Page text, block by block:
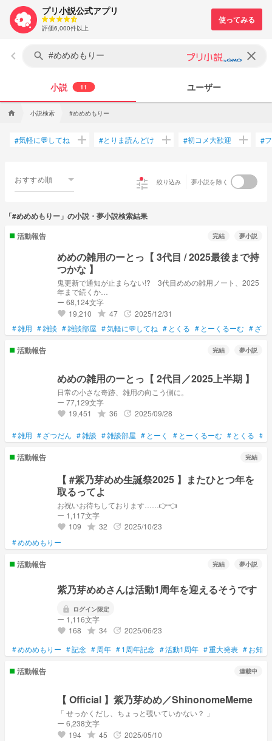
プリ小説公式アプリ
評価6,000件以上
keyboard_arrow_left search clear
小説 11 ユーザー
home 小説検索 #めめめもりー
#気軽に💬してね add #とりま読んどけ add #初コメ大歓迎 add #
おすすめ順 tune 絞り込み 夢小説を除く
「#めめめもりー」の小説・夢小説検索結果
活動報告
完結 夢小説
めめの雑用のーとっ【 3代目 / 2025最後まで持
つかな 】
鬼更新で通知が止まらない!? 3代目めめの雑用ノート、2025
年まで続くか…
ー 68,124文字
favorite 19,210 grade 47 update 2025/12/31
#雑用 #雑談 #雑談部屋 #気軽に💬してね # とくる # とーくるーむ #ざつ
活動報告 完結 夢小説
めめの雑用のーとっ【 2代目／2025上半期 】
日常の小さな奇跡、雑用の向こう側に。
ー 77,129文字
favorite 19,451 grade 36 update 2025/09/28
#雑用 #ざつだん #雑談 #雑談部屋 # とーく # とーくるーむ # とくる #
活動報告 完結
【 #紫乃芽めめ生誕祭2025 】またひとつ年を
取るってよ
お祝いお待ちしております……👉👈
ー 1,117文字
favorite 109 grade 32 update 2025/10/23
#めめめもりー
活動報告 完結 夢小説
紫乃芽めめさんは活動1周年を迎えるそうです
lock ログイン限定
ー 1,116文字
favorite 168 grade 34 update 2025/06/23
#めめめもりー #記念 #周年 #1周年記念 #活動1周年 #重大発表 #お知ら
活動報告 連載中
【 Official 】紫乃芽めめ／ShinonomeMeme
「 せっかくだし、ちょっと覗いていかない？ 」
ー 6,238文字
favorite 194 grade 45 update 2025/05/10